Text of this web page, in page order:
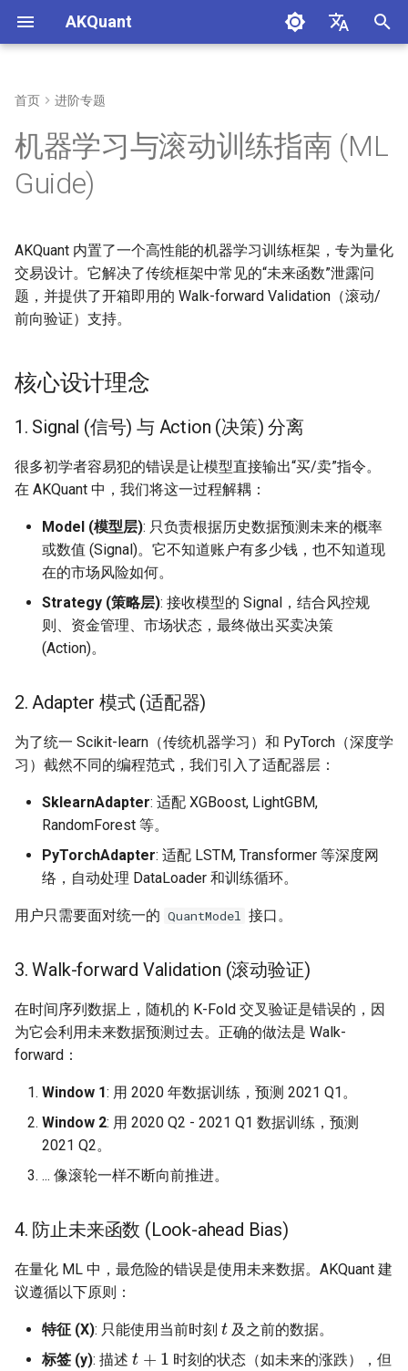
AKQuant
在
始
化
索
引
擎
1. Signal (信号) 与 Action (决
策) 分离
3. Walk-forward Validation
(滚动验证)
ahead Bias)
Pipeline
6. 当前兼容模式下的模型生
命周期
完整可运行示例
进阶指南
3. 深度学习支持 (PyTorch)
model.set_validation
model.clone
strategy.current_validation_window
首页 进阶专题
机器学习与滚动训练指南 (ML
Guide)
AKQuant 内置了一个高性能的机器学习训练框架，专为量化
交易设计。它解决了传统框架中常见的“未来函数”泄露问
题，并提供了开箱即用的 Walk-forward Validation（滚动/
前向验证）支持。
核心设计理念
1. Signal (信号) 与 Action (决策) 分离
很多初学者容易犯的错误是让模型直接输出“买/卖”指令。
在 AKQuant 中，我们将这一过程解耦：
Model (模型层): 只负责根据历史数据预测未来的概率
或数值 (Signal)。它不知道账户有多少钱，也不知道现
在的市场风险如何。
Strategy (策略层): 接收模型的 Signal，结合风控规
则、资金管理、市场状态，最终做出买卖决策
(Action)。
2. Adapter 模式 (适配器)
为了统一 Scikit-learn（传统机器学习）和 PyTorch（深度学
习）截然不同的编程范式，我们引入了适配器层：
SklearnAdapter: 适配 XGBoost, LightGBM,
RandomForest 等。
PyTorchAdapter: 适配 LSTM, Transformer 等深度网
络，自动处理 DataLoader 和训练循环。
用户只需要面对统一的 QuantModel 接口。
3. Walk-forward Validation (滚动验证)
在时间序列数据上，随机的 K-Fold 交叉验证是错误的，因
为它会利用未来数据预测过去。正确的做法是 Walk-
forward：
Window 1: 用 2020 年数据训练，预测 2021 Q1。
Window 2: 用 2020 Q2 - 2021 Q1 数据训练，预测
2021 Q2。
... 像滚轮一样不断向前推进。
4. 防止未来函数 (Look-ahead Bias)
在量化 ML 中，最危险的错误是使用未来数据。AKQuant 建
议遵循以下原则：
特征 (X): 只能使用当前时刻
及之前的数据。
标签 (y): 描述
t+1
时刻的状态（如未来的涨跌），但